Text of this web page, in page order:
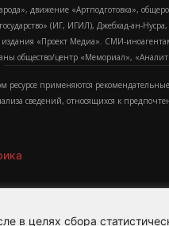
в целях сбора
движение «Артподготовка»,
государство» (ИГ, ИГИЛ), Джебхад-ан-
«Проект Медиа». СМИ-
общество/центр «Мемориал»,
применяются
сведений, относящихся к